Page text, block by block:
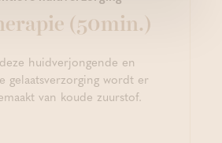
(50min.)
huidverjongende en
gelaatsverzorging wordt er
van koude zuurstof.